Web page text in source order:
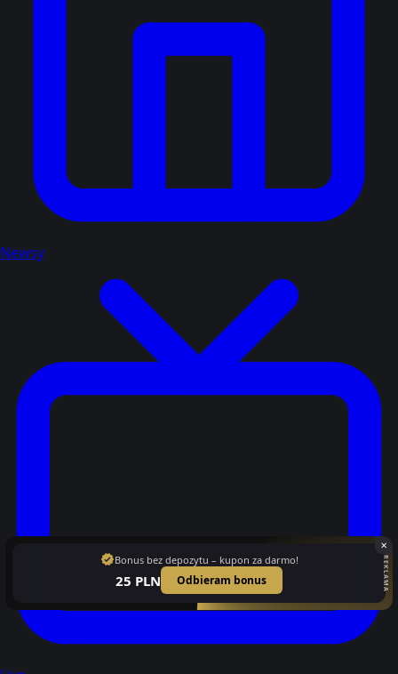
✕
verifiedBonus bez depozytu – kupon za darmo!
25 PLN Odbieram bonus REKLAMA
Newsy